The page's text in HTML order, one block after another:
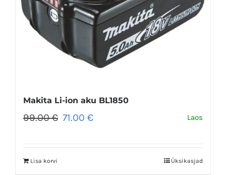
Makita Li-ion aku BL1850
99.00€ Algne
71.00 €Praegune
Laos
Lisa korvi Üksikasjad